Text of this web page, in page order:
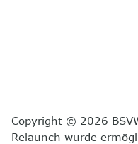
Copyright © 2026
Relaunch wurde